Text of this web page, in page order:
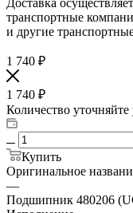
транспортные
и другие
1 740 ₽
1 740 ₽
Количество
Купить
Оригинальное
—
Подшипник 480206